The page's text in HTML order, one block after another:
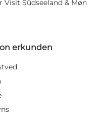
Visit Südseeland & Møn
erkunden